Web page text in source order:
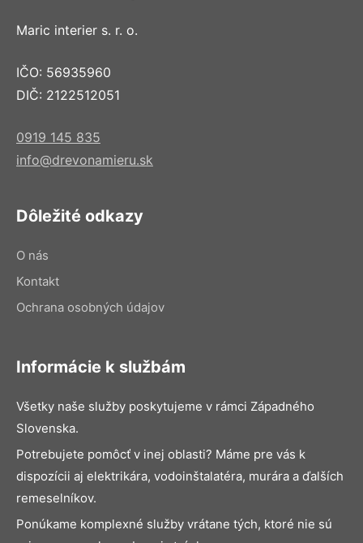
Maric interier s. r. o.
IČO: 56935960
DIČ: 2122512051
0919 145 835
info@drevonamieru.sk
Dôležité odkazy
O nás
Kontakt
Ochrana osobných údajov
Informácie k službám
Všetky naše služby poskytujeme v rámci Západného
Slovenska.
Potrebujete pomôcť v inej oblasti? Máme pre vás k
dispozícii aj elektrikára, vodoinštalatéra, murára a ďalších
remeselníkov.
Ponúkame komplexné služby vrátane tých, ktoré nie sú